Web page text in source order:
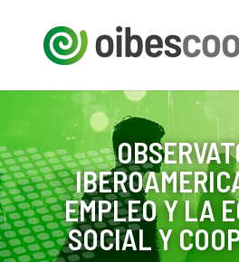
EMPLEO Y LA
SOCIAL Y